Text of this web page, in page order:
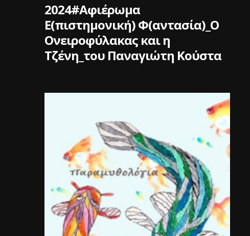
2024#Aφιέρωμα
Ε(πιστημονική) Φ(αντασία)_Ο
Ονειροφύλακας και η
Τζένη_του Παναγιώτη Κούστα